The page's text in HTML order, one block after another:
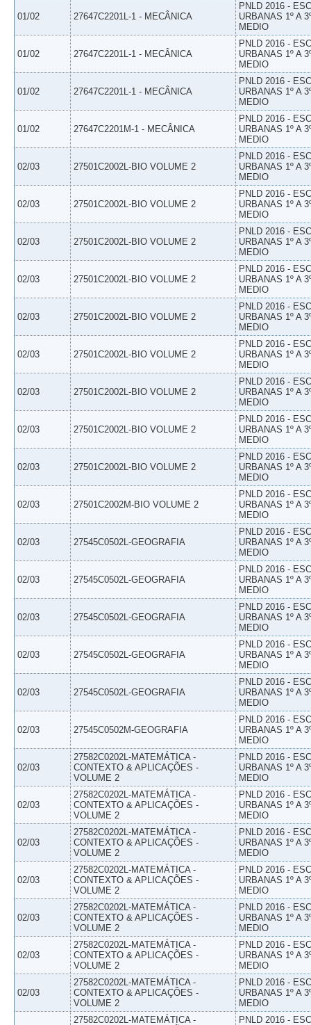
01/02 27647C2201L-1 - MECÂNICA
PNLD 2016 -
URBANAS 1º A
MEDIO
01/02 27647C2201L-1 - MECÂNICA
PNLD 2016 -
URBANAS 1º A
MEDIO
01/02 27647C2201L-1 - MECÂNICA
PNLD 2016 -
URBANAS 1º A
MEDIO
01/02 27647C2201M-1 - MECÂNICA
PNLD 2016 -
URBANAS 1º A
MEDIO
02/03 27501C2002L-BIO VOLUME 2
PNLD 2016 -
URBANAS 1º A
MEDIO
02/03 27501C2002L-BIO VOLUME 2
PNLD 2016 -
URBANAS 1º A
MEDIO
02/03 27501C2002L-BIO VOLUME 2
PNLD 2016 -
URBANAS 1º A
MEDIO
02/03 27501C2002L-BIO VOLUME 2
PNLD 2016 -
URBANAS 1º A
MEDIO
02/03 27501C2002L-BIO VOLUME 2
PNLD 2016 -
URBANAS 1º A
MEDIO
02/03 27501C2002L-BIO VOLUME 2
PNLD 2016 -
URBANAS 1º A
MEDIO
02/03 27501C2002L-BIO VOLUME 2
PNLD 2016 -
URBANAS 1º A
MEDIO
02/03 27501C2002L-BIO VOLUME 2
PNLD 2016 -
URBANAS 1º A
MEDIO
02/03 27501C2002L-BIO VOLUME 2
PNLD 2016 -
URBANAS 1º A
MEDIO
02/03 27501C2002M-BIO VOLUME 2
PNLD 2016 -
URBANAS 1º A
MEDIO
02/03 27545C0502L-GEOGRAFIA
PNLD 2016 -
URBANAS 1º A
MEDIO
02/03 27545C0502L-GEOGRAFIA
PNLD 2016 -
URBANAS 1º A
MEDIO
02/03 27545C0502L-GEOGRAFIA
PNLD 2016 -
URBANAS 1º A
MEDIO
02/03 27545C0502L-GEOGRAFIA
PNLD 2016 -
URBANAS 1º A
MEDIO
02/03 27545C0502L-GEOGRAFIA
PNLD 2016 -
URBANAS 1º A
MEDIO
02/03 27545C0502M-GEOGRAFIA
PNLD 2016 -
URBANAS 1º A
MEDIO
02/03
27582C0202L-MATEMÁTICA -
CONTEXTO & APLICAÇÕES -
VOLUME 2
PNLD 2016 -
URBANAS 1º A
MEDIO
02/03
27582C0202L-MATEMÁTICA -
CONTEXTO & APLICAÇÕES -
VOLUME 2
PNLD 2016 -
URBANAS 1º A
MEDIO
02/03
27582C0202L-MATEMÁTICA -
CONTEXTO & APLICAÇÕES -
VOLUME 2
PNLD 2016 -
URBANAS 1º A
MEDIO
02/03
27582C0202L-MATEMÁTICA -
CONTEXTO & APLICAÇÕES -
VOLUME 2
PNLD 2016 -
URBANAS 1º A
MEDIO
02/03
27582C0202L-MATEMÁTICA -
CONTEXTO & APLICAÇÕES -
VOLUME 2
PNLD 2016 -
URBANAS 1º A
MEDIO
02/03
27582C0202L-MATEMÁTICA -
CONTEXTO & APLICAÇÕES -
VOLUME 2
PNLD 2016 -
URBANAS 1º A
MEDIO
02/03
27582C0202L-MATEMÁTICA -
CONTEXTO & APLICAÇÕES -
VOLUME 2
PNLD 2016 -
URBANAS 1º A
MEDIO
27582C0202L-MATEMÁTICA -
PNLD 2016 -